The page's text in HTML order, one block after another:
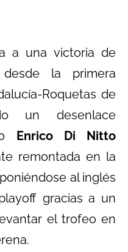
a una victoria de
la primera
Roquetas de
un desenlace
Enrico Di Nitto
remontada en la
al inglés
gracias a un
el trofeo en